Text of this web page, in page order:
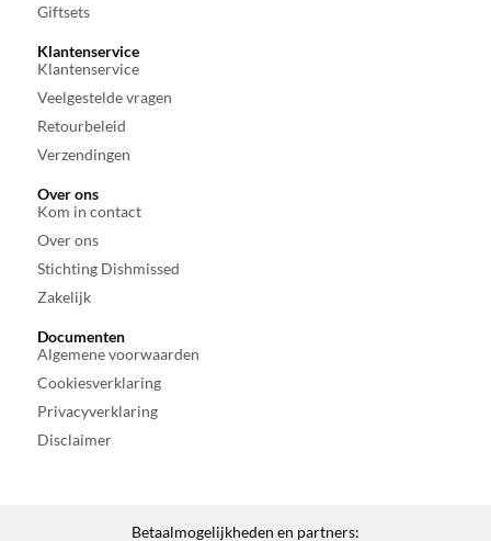
Giftsets
Klantenservice
Klantenservice
Veelgestelde vragen
Retourbeleid
Verzendingen
Over ons
Kom in contact
Over ons
Stichting Dishmissed
Zakelijk
Documenten
Algemene voorwaarden
Cookiesverklaring
Privacyverklaring
Disclaimer
Betaalmogelijkheden en partners: